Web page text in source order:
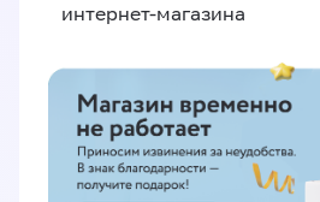
интернет-магазина